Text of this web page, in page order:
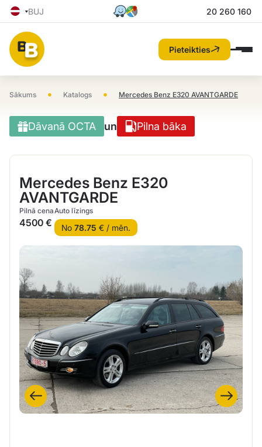
BUJ 20 260 160
Pieteikties
Sākums • Katalogs • Mercedes Benz E320 AVANTGARDE
Dāvanā OCTA un Pilna bāka
Mercedes Benz E320
AVANTGARDE
Pilnā cena
4500 €
Auto līzings
No 78.75 € / mēn.